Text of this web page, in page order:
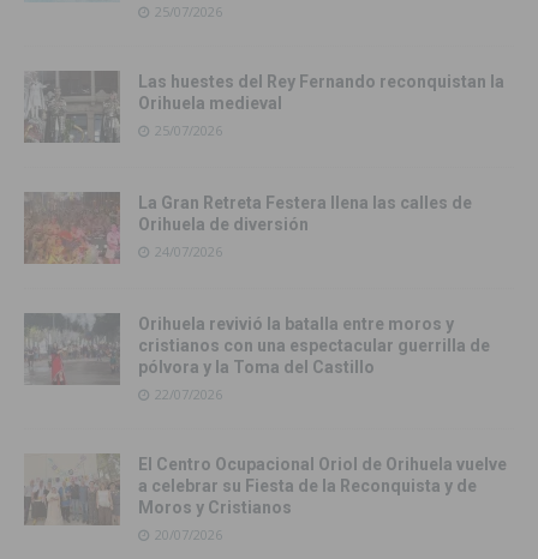
25/07/2026
Las huestes del Rey Fernando reconquistan la
Orihuela medieval
25/07/2026
La Gran Retreta Festera llena las calles de
Orihuela de diversión
24/07/2026
Orihuela revivió la batalla entre moros y
cristianos con una espectacular guerrilla de
pólvora y la Toma del Castillo
22/07/2026
El Centro Ocupacional Oriol de Orihuela vuelve
a celebrar su Fiesta de la Reconquista y de
Moros y Cristianos
20/07/2026